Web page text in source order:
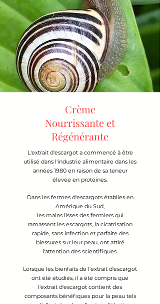
Crème
Nourrissante et
Régénérante
L'extrait d'escargot a commencé à être
utilisé dans l'industrie alimentaire dans les
années 1980 en raison de sa teneur
élevée en protéines.
Dans les fermes d'escargots établies en
Amérique du Sud,
les mains lisses des fermiers qui
ramassent les escargots, la cicatrisation
rapide, sans infection et parfaite des
blessures sur leur peau, ont attiré
l'attention des scientifiques.
Lorsque les bienfaits de l'extrait d'escargot
ont été étudiés, il a été compris que
l'extrait d'escargot contient des
composants bénéfiques pour la peau tels